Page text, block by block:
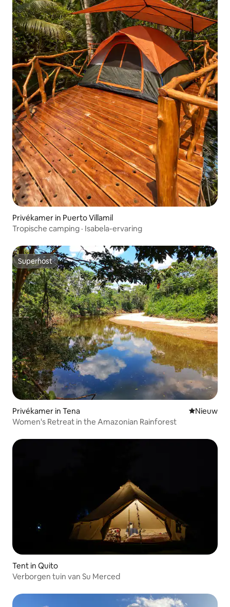
Privékamer in Puerto Villamil
Tropische camping · Isabela-ervaring
Superhost
Superhost
Privékamer in Tena Nieuwe
Nieuw
Women's Retreat in the Amazonian Rainforest
Tent in Quito
Verborgen tuin van Su Merced